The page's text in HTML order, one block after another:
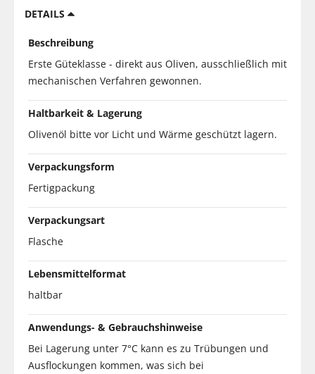
DETAILS
Beschreibung
Erste Güteklasse - direkt aus Oliven, ausschließlich mit
mechanischen Verfahren gewonnen.
Haltbarkeit & Lagerung
Olivenöl bitte vor Licht und Wärme geschützt lagern.
Verpackungsform
Fertigpackung
Verpackungsart
Flasche
Lebensmittelformat
haltbar
Anwendungs- & Gebrauchshinweise
Bei Lagerung unter 7°C kann es zu Trübungen und
Ausflockungen kommen, was sich bei